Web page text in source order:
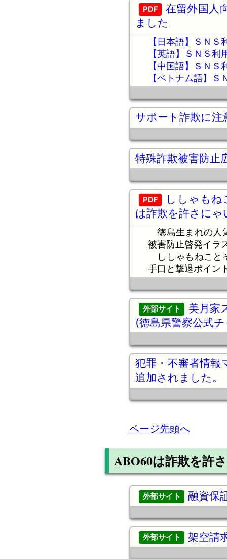
在留外国人
ました
【日本語】ＳＮ
【英語】ＳＮＳ
【中国語】ＳＮ
【ベトナム語】
サポート詐欺に注
特殊詐欺被害防止
ししゃも
は詐欺を許さにゃ
徳島生まれの人
被害防止啓発イラ
ししゃもねこと
手口と撃退ポイン
美月家
(徳島県警察公式
犯罪・不審者情報
追加されました。
ページ先頭へ
ABO60は詐欺を許
融資保
架空請